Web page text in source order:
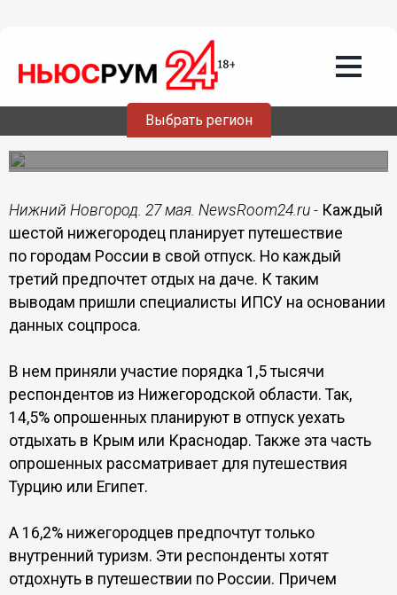
Выбрать регион
27.05.202211:44
Каждый шестой нижегородец
проведет отпуск в путешествии
по России
Нижний Новгород. 27 мая. NewsRoom24.ru - Каждый
шестой нижегородец планирует путешествие
по городам России в свой отпуск. Но каждый
третий предпочтет отдых на даче. К таким
выводам пришли специалисты ИПСУ на основании
данных соцпроса.
В нем приняли участие порядка 1,5 тысячи
респондентов из Нижегородской области. Так,
14,5% опрошенных планируют в отпуск уехать
отдыхать в Крым или Краснодар. Также эта часть
опрошенных рассматривает для путешествия
Турцию или Египет.
А 16,2% нижегородцев предпочтут только
внутренний туризм. Эти респонденты хотят
отдохнуть в путешествии по России. Причем